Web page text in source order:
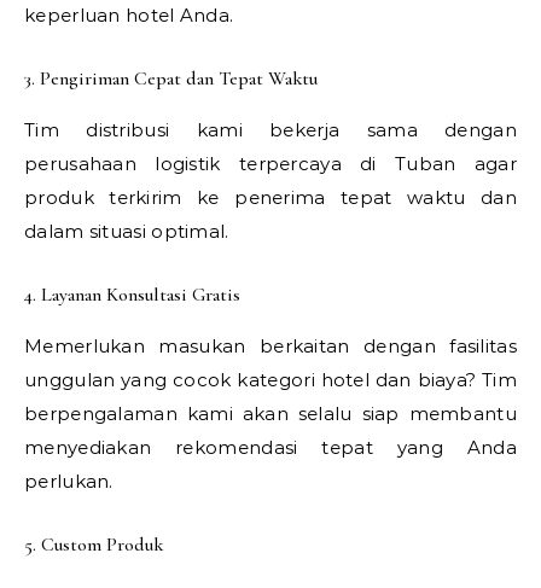
keperluan hotel Anda.
3. Pengiriman Cepat dan Tepat Waktu
Tim distribusi kami bekerja sama dengan
perusahaan logistik terpercaya di Tuban agar
produk terkirim ke penerima tepat waktu dan
dalam situasi optimal.
4. Layanan Konsultasi Gratis
Memerlukan masukan berkaitan dengan fasilitas
unggulan yang cocok kategori hotel dan biaya? Tim
berpengalaman kami akan selalu siap membantu
menyediakan rekomendasi tepat yang Anda
perlukan.
5. Custom Produk